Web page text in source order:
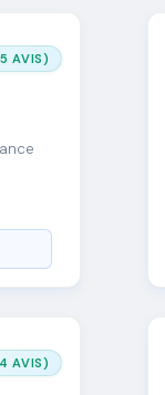
AVIS)
AVIS)